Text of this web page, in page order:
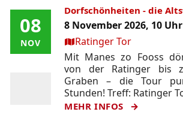
08
NOV
08
NOV
Dorfschönheiten - die
8 November 2026, 10 Uhr
Ort:Ratinger Tor
Mit Manes zo Fooss
von der Ratinger bis
Graben – die Tour
Stunden! Treff: Ratinger
MEHR INFOS